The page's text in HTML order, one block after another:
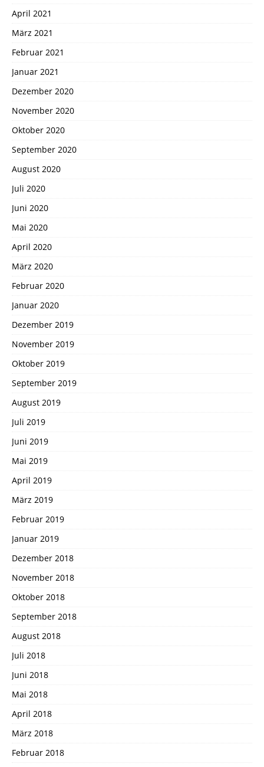
April 2021
März 2021
Februar 2021
Januar 2021
Dezember 2020
November 2020
Oktober 2020
September 2020
August 2020
Juli 2020
Juni 2020
Mai 2020
April 2020
März 2020
Februar 2020
Januar 2020
Dezember 2019
November 2019
Oktober 2019
September 2019
August 2019
Juli 2019
Juni 2019
Mai 2019
April 2019
März 2019
Februar 2019
Januar 2019
Dezember 2018
November 2018
Oktober 2018
September 2018
August 2018
Juli 2018
Juni 2018
Mai 2018
April 2018
März 2018
Februar 2018